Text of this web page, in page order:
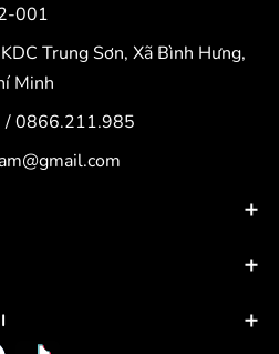
001
Trung Sơn, Xã Bình Hưng,
Minh
/0866.211.985